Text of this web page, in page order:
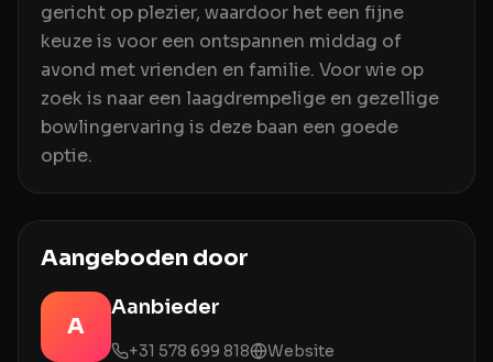
gericht op plezier, waardoor het een fijne
keuze is voor een ontspannen middag of
avond met vrienden en familie. Voor wie op
zoek is naar een laagdrempelige en gezellige
bowlingervaring is deze baan een goede
optie.
Aangeboden door
A
Aanbieder
+31 578 699 818 Website